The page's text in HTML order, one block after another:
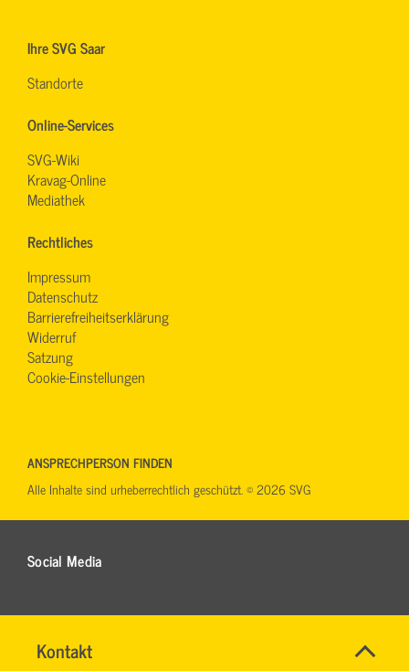
Kontakt
HARTWIG
Name*
Maut
in
Ihre SVG Saar
Standorte
Online-Services
SVG-Wiki
Kravag-Online
Mediathek
Rechtliches
Impressum
Datenschutz
Barrierefreiheitserklärung
Widerruf
Satzung
Cookie-Einstellungen
Social Media
ANSPRECHPERSON FINDEN
Alle Inhalte sind urheberrechtlich geschützt. © 2026 SVG